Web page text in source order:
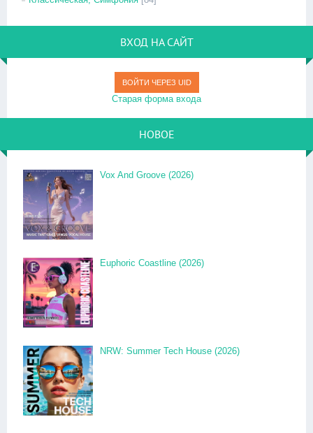
ВХОД НА САЙТ
ВОЙТИ ЧЕРЕЗ UID
Старая форма входа
НОВОЕ
Vox And Groove (2026)
Euphoric Coastline (2026)
NRW: Summer Tech House (2026)